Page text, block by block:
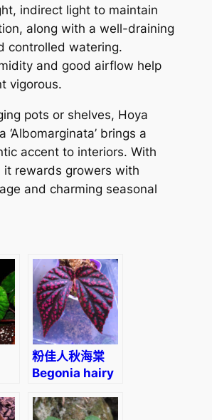
indirect light to maintain
along with a well-draining
controlled watering.
and good airflow help
vigorous.
pots or shelves, Hoya
‘Albomarginata’ brings a
accent to interiors. With
it rewards growers with
and charming seasonal
粉佳人秋海棠
Begonia hairy